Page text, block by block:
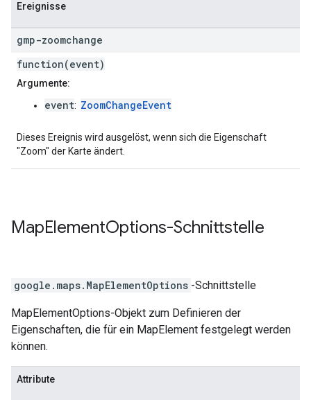
Ereignisse
gmp-zoomchange
function(event)
Argumente:
event: ZoomChangeEvent
Dieses Ereignis wird ausgelöst, wenn sich die Eigenschaft
"Zoom" der Karte ändert.
MapElementOptions-Schnittstelle
google.maps. MapElementOptions -Schnittstelle
MapElementOptions-Objekt zum Definieren der
Eigenschaften, die für ein MapElement festgelegt werden
können.
Attribute